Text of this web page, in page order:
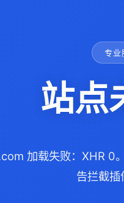
专业
站点
加载失败：XHR 0
告拦截插